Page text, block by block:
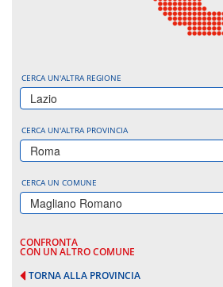
CERCA UN'ALTRA REGIONE
Lazio
CERCA UN'ALTRA PROVINCIA
Roma
CERCA UN COMUNE
Magliano Romano
CONFRONTA
CON UN ALTRO COMUNE
TORNA ALLA PROVINCIA